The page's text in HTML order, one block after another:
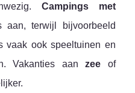
Campings met
aan, terwijl bijvoorbeeld
vaak ook speeltuinen en
Vakanties aanzee of